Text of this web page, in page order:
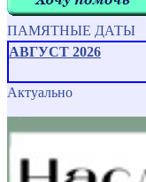
ПАМЯТНЫЕ ДАТЫ
АВГУСТ 2026
Актуально